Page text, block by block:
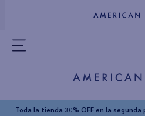
Toda la tienda 30% OFF en la segunda